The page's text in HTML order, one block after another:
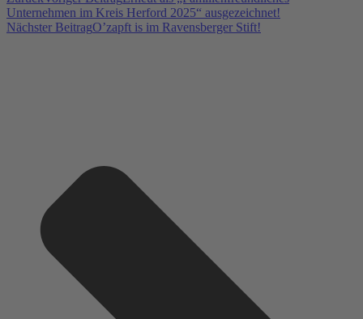
Unternehmen im Kreis Herford 2025“ ausgezeichnet!
Nächster BeitragO’zapft is im Ravensberger Stift!